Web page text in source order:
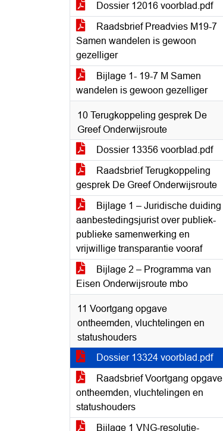
Dossier 12016 voorblad.pdf
Raadsbrief Preadvies M19-7
Samen wandelen is gewoon
gezelliger
Bijlage 1- 19-7 M Samen
wandelen is gewoon gezelliger
10 Terugkoppeling gesprek De
Greef Onderwijsroute
Dossier 13356 voorblad.pdf
Raadsbrief Terugkoppeling
gesprek De Greef Onderwijsroute
Bijlage 1 – Juridische duiding
aanbestedingsjurist over publiek-
publieke samenwerking en
vrijwillige transparantie vooraf
Bijlage 2 – Programma van
Eisen Onderwijsroute mbo
11 Voortgang opgave
ontheemden, vluchtelingen en
statushouders
Dossier 13324 voorblad.pdf
Raadsbrief Voortgang opgave
ontheemden, vluchtelingen en
statushouders
Bijlage 1 VNG-resolutie-